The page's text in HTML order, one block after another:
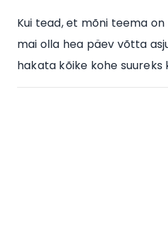
Kui tead, et mõni teema on
mai olla hea päev võtta
hakata kõike kohe